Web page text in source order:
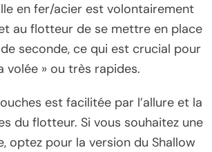
en fer/acier est volontairement
au flotteur de se mettre en place
seconde, ce qui est crucial pour
volée » ou très rapides.
est facilitée par l’allure et la
du flotteur. Si vous souhaitez une
optez pour la version du Shallow